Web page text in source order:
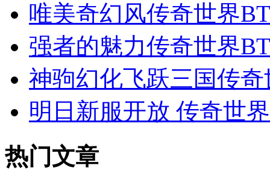
唯美奇幻风传奇世界
强者的魅力传奇世界
神驹幻化飞跃三国传
明日新服开放 传奇世
热门文章